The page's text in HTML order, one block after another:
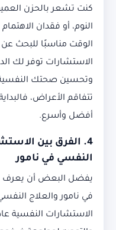
كنت تشعر بالحزن
النوم، أو فقدان
الوقت مناسبًا للبحث
الاستشارات توفر لك
وتحسين صحتك
تتفاقم الأعراض،
أفضل وأسرع.
4. الفرق بين
النفسي في نامور
يفضل البعض أن يعرف
في نامور والعلاج
الاستشارات النفسية